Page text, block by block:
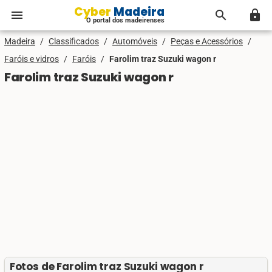
menu Cyber Madeira
O portal dos madeirenses search lock
Madeira / Classificados / Automóveis / Peças e Acessórios /
Faróis e vidros / Faróis / Farolim traz Suzuki wagon r
Farolim traz Suzuki wagon r
Fotos de Farolim traz Suzuki wagon r